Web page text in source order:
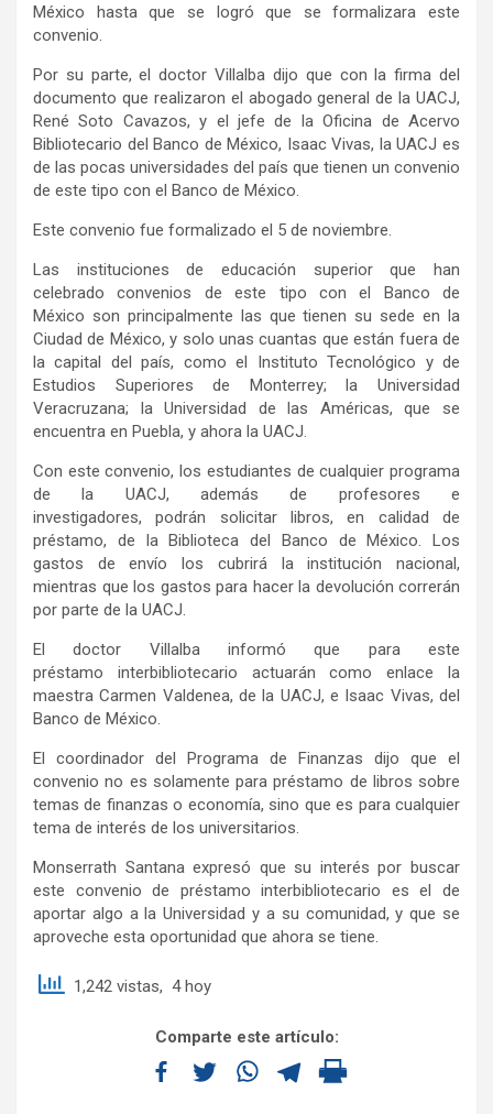
México hasta que se logró que se formalizara este
convenio.
Por su parte, el doctor Villalba dijo que con la firma del
documento que realizaron el abogado general de la UACJ,
René Soto Cavazos, y el jefe de la Oficina de Acervo
Bibliotecario del Banco de México, Isaac Vivas, la UACJ es
de las pocas universidades del país que tienen un convenio
de este tipo con el Banco de México.
Este convenio fue formalizado el 5 de noviembre.
Las instituciones de educación superior que han
celebrado convenios de este tipo con el Banco de
México son principalmente las que tienen su sede en la
Ciudad de México, y solo unas cuantas que están fuera de
la capital del país, como el Instituto Tecnológico y de
Estudios Superiores de Monterrey; la Universidad
Veracruzana; la Universidad de las Américas, que se
encuentra en Puebla, y ahora la UACJ.
Con este convenio, los estudiantes de cualquier programa
de la UACJ, además de profesores e
investigadores, podrán solicitar libros, en calidad de
préstamo, de la Biblioteca del Banco de México. Los
gastos de envío los cubrirá la institución nacional,
mientras que los gastos para hacer la devolución correrán
por parte de la UACJ.
El doctor Villalba informó que para este
préstamo interbibliotecario actuarán como enlace la
maestra Carmen Valdenea, de la UACJ, e Isaac Vivas, del
Banco de México.
El coordinador del Programa de Finanzas dijo que el
convenio no es solamente para préstamo de libros sobre
temas de finanzas o economía, sino que es para cualquier
tema de interés de los universitarios.
Monserrath Santana expresó que su interés por buscar
este convenio de préstamo interbibliotecario es el de
aportar algo a la Universidad y a su comunidad, y que se
aproveche esta oportunidad que ahora se tiene.
1,242 vistas, 4 hoy
Comparte este artículo: